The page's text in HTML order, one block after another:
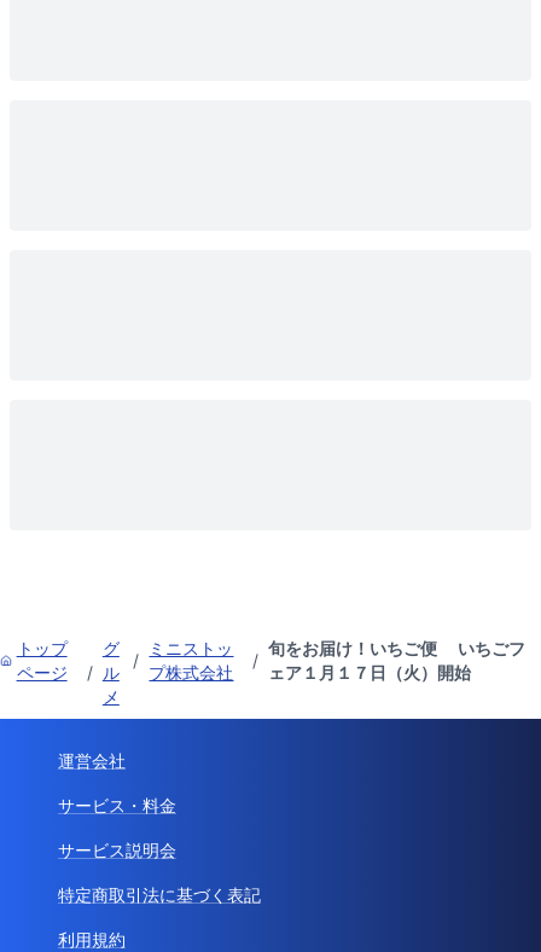
トップ
ページ
/
グ
ル
メ
/
ミニストッ
プ株式会社
/
旬をお届け！いちご便 いちごフ
ェア１月１７日（火）開始
運営会社
サービス・料金
サービス説明会
特定商取引法に基づく表記
利用規約